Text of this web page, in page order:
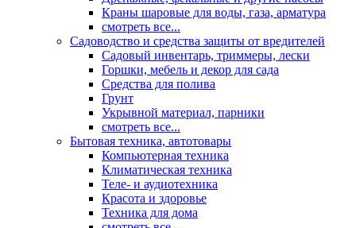
Краны шаровые для воды, газа, арматура
смотреть все...
Садоводство и средства защиты от вредителей
Садовый инвентарь, триммеры, лески
Горшки, мебель и декор для сада
Средства для полива
Грунт
Укрывной материал, парники
смотреть все...
Бытовая техника, автотовары
Компьютерная техника
Климатическая техника
Теле- и аудиотехника
Красота и здоровье
Техника для дома